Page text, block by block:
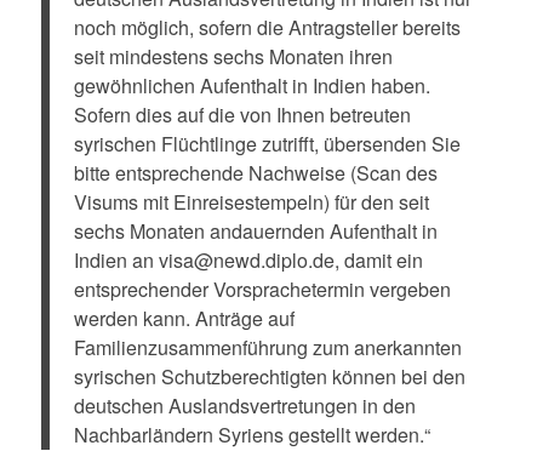
noch möglich, sofern die Antragsteller bereits
seit mindestens sechs Monaten ihren
gewöhnlichen Aufenthalt in Indien haben.
Sofern dies auf die von Ihnen betreuten
syrischen Flüchtlinge zutrifft, übersenden Sie
bitte entsprechende Nachweise (Scan des
Visums mit Einreisestempeln) für den seit
sechs Monaten andauernden Aufenthalt in
Indien an visa@newd.diplo.de, damit ein
entsprechender Vorsprachetermin vergeben
werden kann. Anträge auf
Familienzusammenführung zum anerkannten
syrischen Schutzberechtigten können bei den
deutschen Auslandsvertretungen in den
Nachbarländern Syriens gestellt werden.“